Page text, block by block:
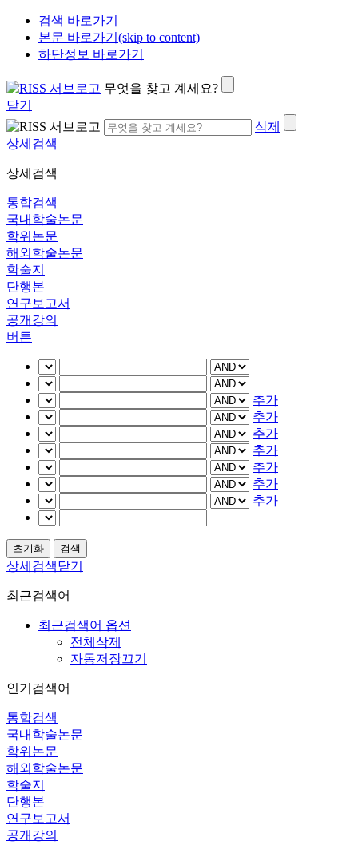
검색 바로가기
본문 바로가기(skip to content)
하단정보 바로가기
무엇을 찾고 계세요?
닫기
삭제
상세검색
상세검색
통합검색
국내학술논문
학위논문
해외학술논문
학술지
단행본
연구보고서
공개강의
버튼
추가
추가
추가
추가
추가
추가
추가
상세검색닫기
최근검색어
최근검색어 옵션
전체삭제
자동저장끄기
인기검색어
통합검색
국내학술논문
학위논문
해외학술논문
학술지
단행본
연구보고서
공개강의